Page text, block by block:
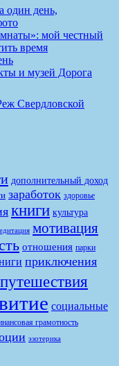
один день,
мой честный
время
и музей Дорога
Свердловской
дополнительный доход
заработок здоровье
книги культура
мотивация
отношения парки
приключения
путешествия
социальные
грамотность
эзотерика